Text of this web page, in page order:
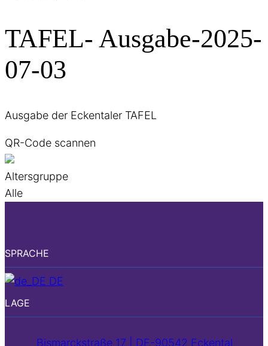
TAFEL- Ausgabe-2025-
07-03
Ausgabe der Eckentaler TAFEL
QR-Code scannen
Altersgruppe
Alle
SPRACHE
DE
LAGE
Bismarckstraße 17 | DE-90542 Eckental